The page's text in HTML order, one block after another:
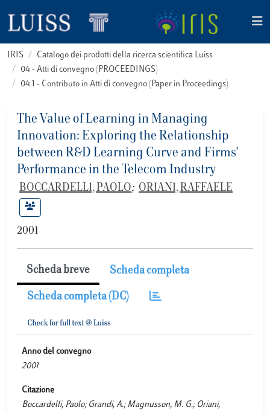
IRIS
Catalogo dei prodotti della ricerca scientifica Luiss
04 - Atti di convegno (PROCEEDINGS)
04.1 - Contributo in Atti di convegno (Paper in Proceedings)
The Value of Learning in Managing
Innovation: Exploring the Relationship
between R&D Learning Curve and Firms'
Performance in the Telecom Industry
BOCCARDELLI, PAOLO; ORIANI, RAFFAELE
2001
Scheda breve Scheda completa
Scheda completa (DC)
Anno del convegno
2001
Citazione
Boccardelli, Paolo; Grandi, A.; Magnusson, M. G.; Oriani,